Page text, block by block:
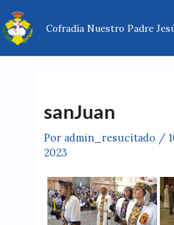
al
contenido
Cofradía Nuestro Padre
sanJuan
Poradmin_resucitado /
2023